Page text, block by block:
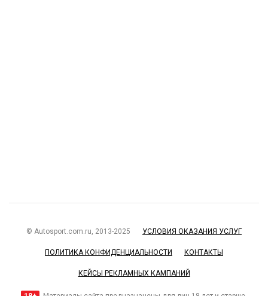
© Autosport.com.ru, 2013-2025 УСЛОВИЯ ОКАЗАНИЯ УСЛУГ
ПОЛИТИКА КОНФИДЕНЦИАЛЬНОСТИ КОНТАКТЫ
КЕЙСЫ РЕКЛАМНЫХ КАМПАНИЙ